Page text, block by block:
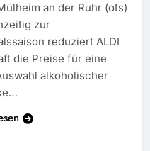
an der Ruhr (ots)
zur
reduziert ALDI
die Preise für eine
alkoholischer